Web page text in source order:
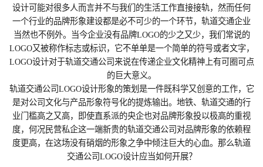
设计可能对很多人而言并不与我们的生活工作直接接轨，然而任何
一个行业的品牌形象建设都是必不可少的一个环节，轨道交通企业
当然也不例外。当今企业没有品牌LOGO的少之又少，我们常说的
LOGO又被称作标志或标识，它不单单是一个简单的符号或者文字，
LOGO设计对于轨道交通公司来说在传递企业文化精神上有可圈可点
的巨大意义。
轨道交通公司LOGO设计形象的策划是一件既科学又创意的工作，它
是对公司文化与产品形象符号化的提炼输出。地铁、轨道交通的行
业门槛高之又高，即使直系派的央企也对品牌形象投以极高的重视
度，何况民营私企这一端新贵的轨道交通公司对品牌形象的依赖程
度更高，在这场没有硝烟的形象之争中倾注巨大的心血。那么轨道
交通公司LOGO设计应当如何开展？